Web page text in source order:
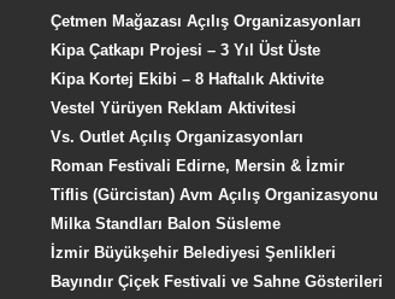
Çetmen Mağazası Açılış Organizasyonları
Kipa Çatkapı Projesi – 3 Yıl Üst Üste
Kipa Kortej Ekibi – 8 Haftalık Aktivite
Vestel Yürüyen Reklam Aktivitesi
Vs. Outlet Açılış Organizasyonları
Roman Festivali Edirne, Mersin & İzmir
Tiflis (Gürcistan) Avm Açılış Organizasyonu
Milka Standları Balon Süsleme
İzmir Büyükşehir Belediyesi Şenlikleri
Bayındır Çiçek Festivali ve Sahne Gösterileri